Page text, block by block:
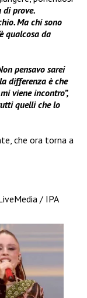
di prove.
Ma chi sono
qualcosa da
pensavo sarei
differenza è che
viene incontro”,
quelli che lo
che ora torna a
/ IPA